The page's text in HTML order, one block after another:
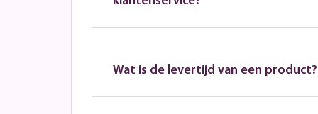
Wat is de levertijd van een product?